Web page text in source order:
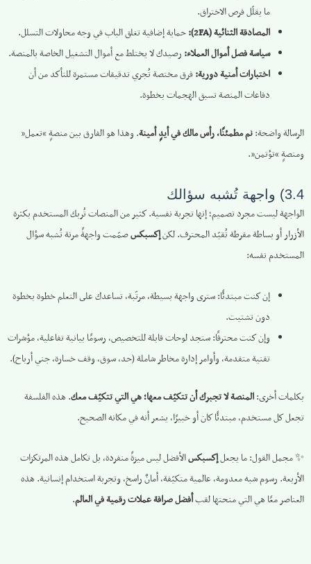
ما يقلّل فرص الاختراق.
المصادقة الثنائية (2FA):
حماية إضافية تغلق الباب في وجه محاولات التسلل.
سياسة فصل أموال العملاء: رصيدك لا يختلط مع أموال التشغيل الخاصة بالمنصة.
اختبارات أمنية دورية:فرق مختصة تُجري تدقيقات مستمرة للتأكد من أن
دفاعات المنصة تسبق الهجمات بخطوة.
الرسالة واضحة:نم مطمئنًا، رأس مالك في أيدٍ أمينة. وهذا هو الفارق بين منصةٍ “تعمل”
ومنصةٍ “تؤتمن”.
3.4) واجهة تُشبه سؤالك
الواجهة ليست مجرد تصميم؛ إنها تجربة نفسية. كثير من المنصات تُربك المستخدم بكثرة
الأزرار أو بساطة مفرطة تُقيّد المحترف. لكنإكسبكسصمّمت واجهةً مرنة تُشبه سؤال
المستخدم نفسه:
إن كنت مبتدئًا: سترى واجهة بسيطة، مرتّبة، تساعدك على التعلم خطوة بخطوة
دون تشتيت.
وإن كنت محترفًا: ستجد لوحات قابلة للتخصيص، رسومًا بيانية تفاعلية، مؤشرات
تقنية متقدمة، وأوامر إدارة مخاطر شاملة (حد، سوق، وقف خسارة، جني أرباح).
بكلمات أخرى:المنصة لا تجبرك أن تتكيّف معها؛ هي التي تتكيّف معك. هذه الفلسفة
تجعل كل مستخدم، مبتدئًا كان أو خبيرًا، يشعر أنه في مكانه الصحيح.
✨ مجمل القول: ما يجعلإكسبكسالأفضل ليس ميزةً منفردة، بل تكامل هذه المرتكزات
الأربعة. رسوم شبه معدومة، عالمية متكيّفة، أمانٌ راسخ، وتجربة استخدام إنسانية. هذه
العناصر معًا هي التي منحتها لقبأفضل صرافة عملات رقمية في العالم.